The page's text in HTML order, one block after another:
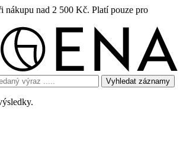
nákupu nad 2 500 Kč. Platí pouze pro
Vyhledat záznamy